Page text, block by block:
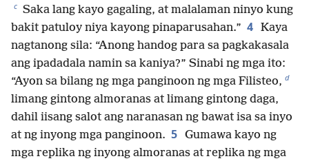
c Saka lang kayo gagaling, at malalaman ninyo kung
bakit patuloy niya kayong pinaparusahan.” 4 Kaya
nagtanong sila: “Anong handog para sa pagkakasala
ang ipadadala namin sa kaniya?” Sinabi ng mga ito:
“Ayon sa bilang ng mga panginoon ng mga Filisteo, d
limang gintong almoranas at limang gintong daga,
dahil iisang salot ang naranasan ng bawat isa sa inyo
at ng inyong mga panginoon. 5 Gumawa kayo ng
mga replika ng inyong almoranas at replika ng mga